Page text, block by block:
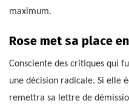
maximum.
Rose met sa place
Consciente des critiques qui
une décision radicale. Si elle
remettra sa lettre de